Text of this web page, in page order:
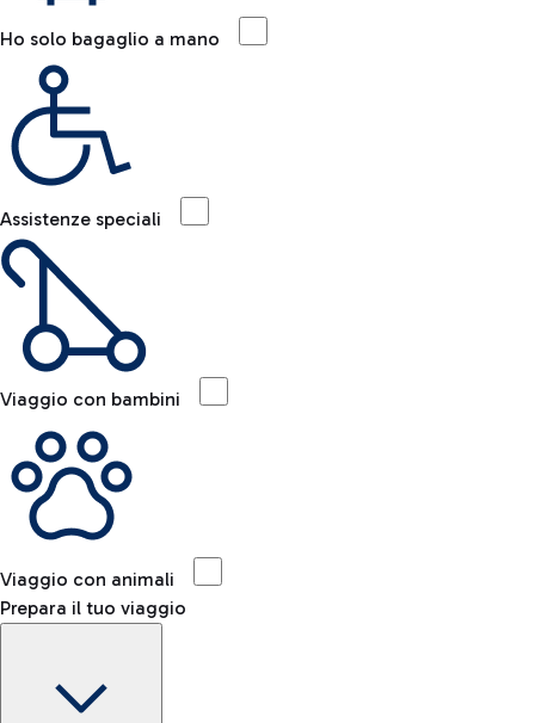
Ho solo bagaglio a mano
Assistenze speciali
Viaggio con bambini
Viaggio con animali
Prepara il tuo viaggio